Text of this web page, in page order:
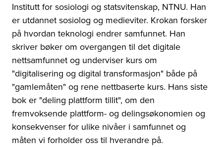
Institutt for sosiologi og statsvitenskap, NTNU. Han
er utdannet sosiolog og medieviter. Krokan forsker
på hvordan teknologi endrer samfunnet. Han
skriver bøker om overgangen til det digitale
nettsamfunnet og underviser kurs om
"digitalisering og digital transformasjon" både på
"gamlemåten" og rene nettbaserte kurs. Hans siste
bok er "deling plattform tillit", om den
fremvoksende plattform- og delingsøkonomien og
konsekvenser for ulike nivåer i samfunnet og
måten vi forholder oss til hverandre på.